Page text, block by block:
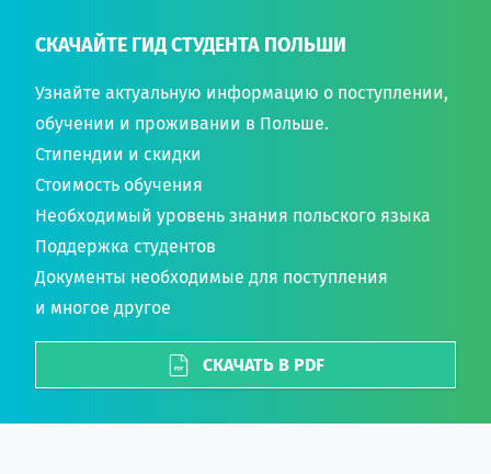
СКАЧАЙТЕ ГИД СТУДЕНТА ПОЛЬШИ
Узнайте актуальную информацию о поступлении,
обучении и проживании в Польше.
Стипендии и скидки
Стоимость обучения
Необходимый уровень знания польского языка
Поддержка студентов
Документы необходимые для поступления
и многое другое
СКАЧАТЬ В PDF